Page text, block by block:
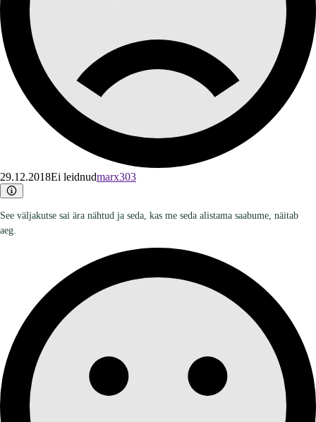
29.12.2018Ei leidnudmarx303
See väljakutse sai ära nähtud ja seda, kas me seda alistama saabume, näitab
aeg.